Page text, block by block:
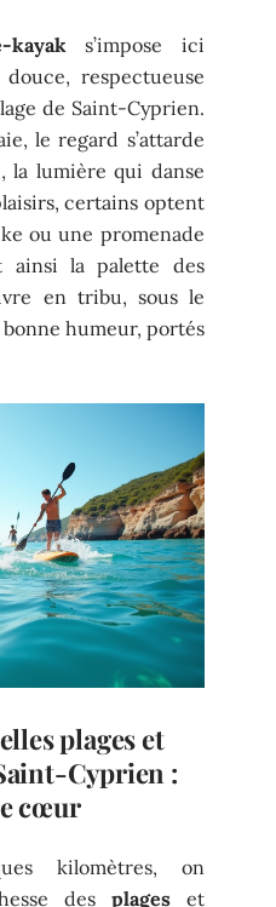
kayaks’impose ici
respectueuse
de Saint-Cyprien.
le regard s’attarde
la lumière qui danse
certains optent
ou une promenade
ainsi la palette des
en tribu, sous le
humeur, portés
plages et
Cyprien :
cœur
kilomètres, on
des plageset